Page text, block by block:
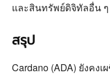
และสินทรัพย์ดิจิทัลอื่น ๆ
สรุป
Cardano (ADA) ยังคง